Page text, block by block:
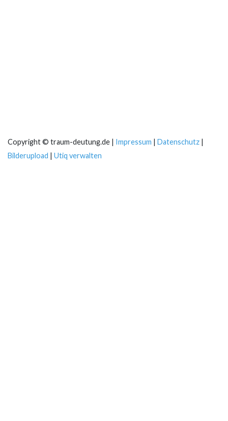
Copyright © traum-deutung.de | Impressum | Datenschutz |
Bilderupload | Utiq verwalten